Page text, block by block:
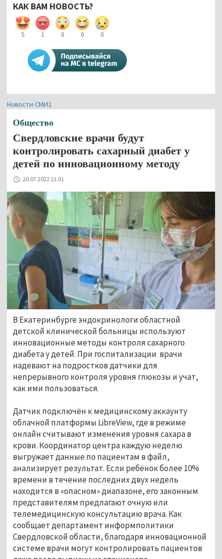
КАК ВАМ НОВОСТЬ?
5 1 0 0 0
Новости СМИ2
Общество
Свердловские врачи будут
контролировать сахарный диабет у
детей по инновационному методу
20.07.2022 11:01
В Екатеринбурге эндокринологи областной
детской клинической больницы используют
инновационные методы контроля сахарного
диабета у детей. При госпитализации врачи
надевают на подростков датчики для
непрерывного контроля уровня глюкозы и учат,
как ими пользоваться.
Датчик подключён к медицинскому аккаунту
облачной платформы LibreView, где в режиме
онлайн считывают изменения уровня сахара в
крови. Координатор центра каждую неделю
выгружает данные по пациентам в файл,
анализирует результат. Если ребёнок более 10%
времени в течение последних двух недель
находится в «опасном» диапазоне, его законным
представителям предлагают очную или
телемедицинскую консультацию врача. Как
сообщает департамент информполитики
Свердловской области, благодаря инновационной
системе врачи могут контролировать пациентов